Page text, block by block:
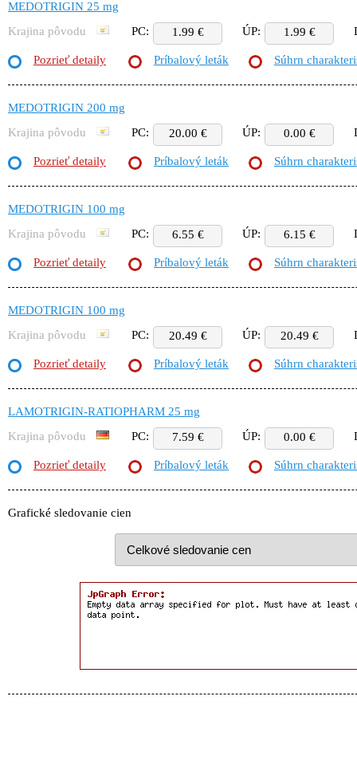
MEDOTRIGIN 25 mg
Krajina pôvodu
PC: 1.99 € ÚP: 1.99 €
Pozrieť detaily Príbalový leták Súhrn
MEDOTRIGIN 200 mg
Krajina pôvodu
PC: 20.00 € ÚP: 0.00 €
Pozrieť detaily Príbalový leták Súhrn
MEDOTRIGIN 100 mg
Krajina pôvodu
PC: 6.55 € ÚP: 6.15 €
Pozrieť detaily Príbalový leták Súhrn
MEDOTRIGIN 100 mg
Krajina pôvodu
PC: 20.49 € ÚP: 20.49 €
Pozrieť detaily Príbalový leták Súhrn
LAMOTRIGIN-RATIOPHARM 25 mg
Krajina pôvodu
PC: 7.59 € ÚP: 0.00 €
Pozrieť detaily Príbalový leták Súhrn
Grafické sledovanie cien